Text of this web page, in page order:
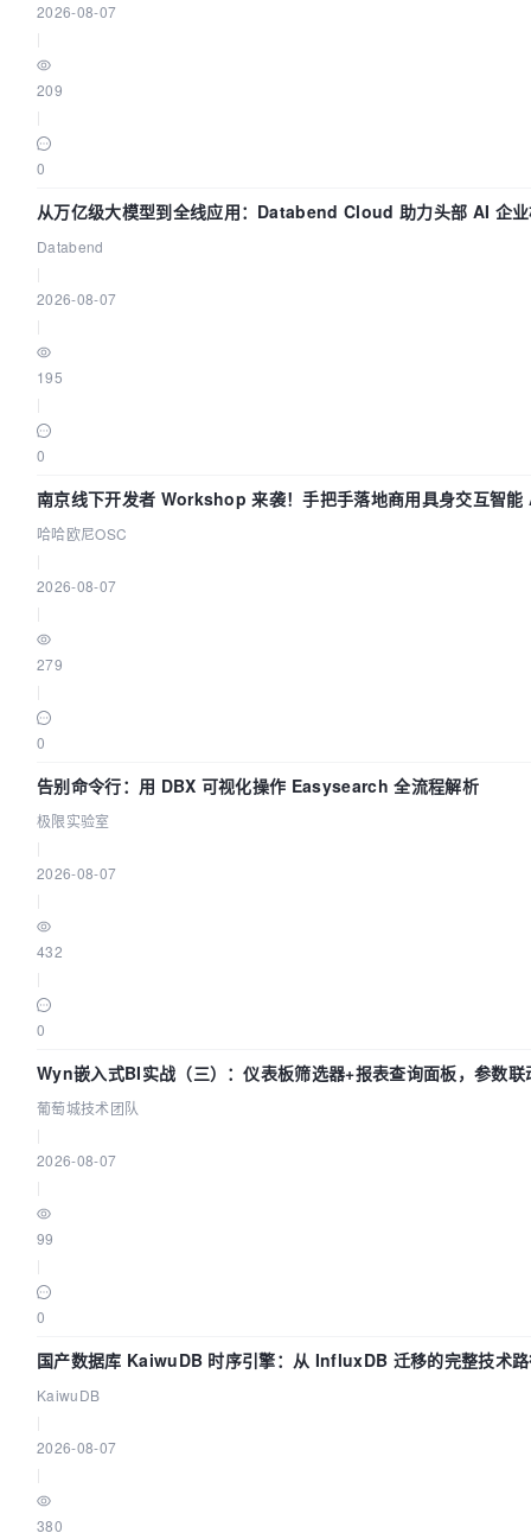
2026-08-07
209
0
从万亿级大模型到全线应用：Databend Cloud 助力头部 AI 企
Databend
2026-08-07
195
0
南京线下开发者 Workshop 来袭！手把手落地商用具身交互智
哈哈欧尼OSC
2026-08-07
279
0
告别命令行：用 DBX 可视化操作 Easysearch 全流程解析
极限实验室
2026-08-07
432
0
Wyn嵌入式BI实战（三）：仪表板筛选器+报表查询面板，参数联
葡萄城技术团队
2026-08-07
99
0
国产数据库 KaiwuDB 时序引擎：从 InfluxDB 迁移的完整技术
KaiwuDB
2026-08-07
380